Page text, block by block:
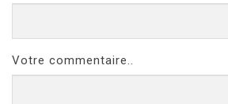
Votre commentaire..